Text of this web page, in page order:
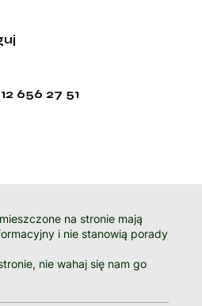
12 656 27 51
na stronie mają
i nie stanowią porady
nie wahaj się nam go